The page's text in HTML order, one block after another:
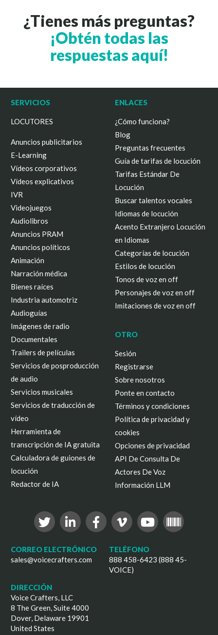
¿Tienes más preguntas?
¡Obtén todas las
respuestas aquí!
SERVICIOS
LOCUTORES
Anuncios publicitarios
E-Learning
Vídeos corporativos
Vídeos explicativos
IVR
Videojuegos
Audiolibros
Anuncios PRAM
Anuncios políticos
Animación
Narración médica
Bienes raíces
Industria automotriz
Audioguías
Imágenes de radio
Documentales
Trailers de películas
Servicios de posproducción
de audio
Servicios musicales
Servicios de traducción de
vídeo
Herramienta de
transcripción de IA gratuita
Calculadora de guiones de
locución
Redactor de IA
ENLACES
¿Cómo funciona?
Blog
Preguntas frecuentes
Guía de tarifas de locución
Tarifas Estándar De
Locución
Buscar talentos vocales
Idiomas de locución
Acento Extranjero Locución
en Idiomas
Categorías de locución
Estilos de locución
Tonos de voz en off
Personajes de voz en off
Imitaciones de voz en off
OTRO
Sesión
Registrarse
Sobre nosotros
Ponte en contacto
Términos y condiciones
Política de privacidad y
cookies
Opciones de privacidad
API De Consulta De
Actores De Voz
Información LLM
CORREO ELECTRÓNICO
sales@voicecrafters.com
TELÉFONO
888 458-6423 (888 45-
VOICE)
DIRECCIÓN
Voice Crafters, LLC
8 The Green, Suite 4000
Dover, Delaware 19901
United States